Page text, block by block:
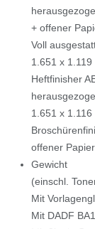
+ offener
Voll
1.651 x
Heftfinisher
1.651 x
offener
Gewicht
(einschl.
Mit
Mit DADF